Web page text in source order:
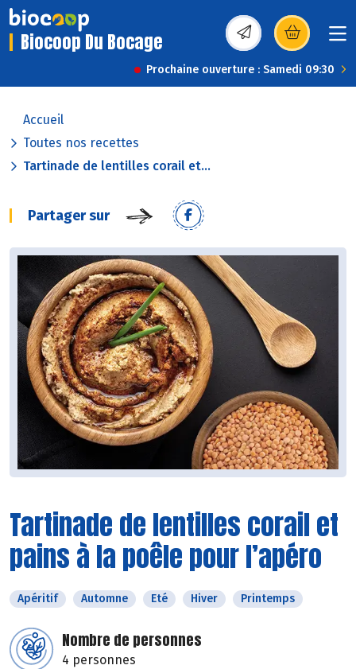
Biocoop Du Bocage (s’ouvre dans une
Prochaine ouverture : Samedi 09:30
Accueil
Toutes nos recettes
Tartinade de lentilles corail et...
Partager sur
Tartinade de lentilles corail et
pains à la poêle pour l’apéro
Apéritif Automne Eté Hiver Printemps
Nombre de personnes
4 personnes